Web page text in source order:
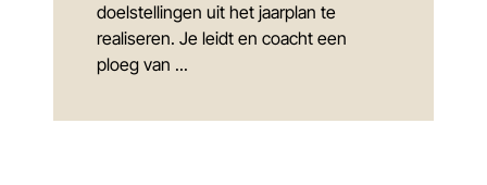
doelstellingen uit het jaarplan te
realiseren. Je leidt en coacht een
ploeg van ...